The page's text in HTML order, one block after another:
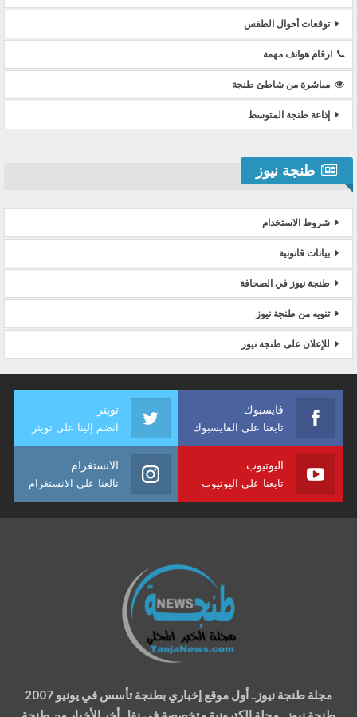
توقعات أحوال الطقس
ارقام هواتف مهمة
مباشرة من شاطئ طنجة
إذاعة طنجة المتوسط
طنجة نيوز
شروط الاستخدام
بيانات قانونية
طنجة نيوز في الصحافة
تنويه من طنجة نيوز
للإعلان على طنجة نيوز
فايسبوك
تابعنا على الفايسبوك
تويتر
انضم إلينا على تويتر
اليوتيوب
تابعنا على اليوتيوب
الانستغرام
تالعنا على الانستغرام
مجلة طنجة نيوز.. أول موقع إخباري بطنجة تأسس في يونيو 2007